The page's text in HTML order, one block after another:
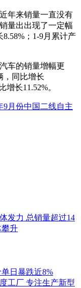
年来销量一直没有
量出出现了一定幅
；1-9月累计产
车的销量增幅更
，同比增长
增长11.52%。
9月份中国二线自主
发力 总销量超过14
攀升
日暴跌近8%
工厂 专注生产新型